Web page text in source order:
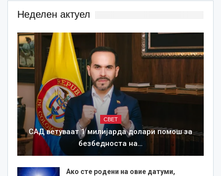
Неделен актуел
СВЕТ
САД ветуваат 1 милијарда долари помош за
безбедноста на…
Ако сте родени на овие датуми,